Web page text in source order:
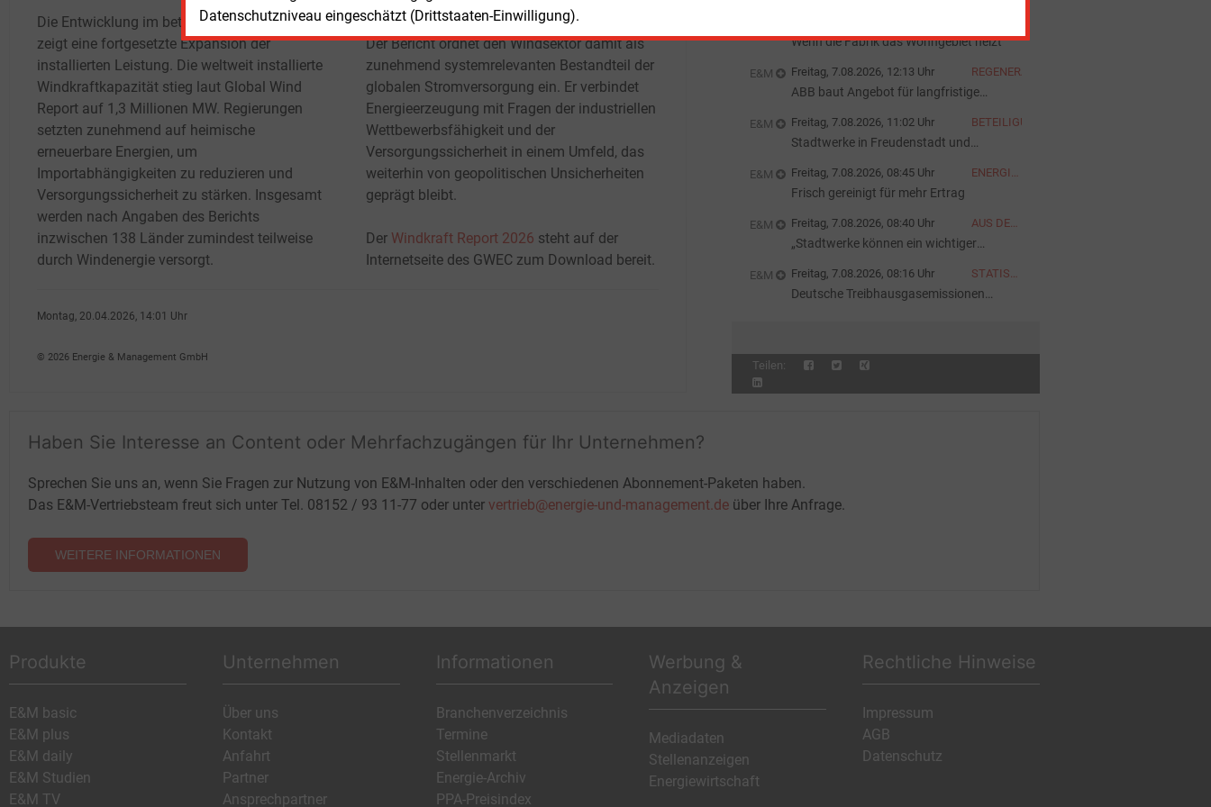
Datenschutzniveau eingeschätzt (Drittstaaten-Einwilligung).
Die Entwicklung im betrachteten Zeitraum
zeigt eine fortgesetzte Expansion der
installierten Leistung. Die weltweit installierte
Windkraftkapazität stieg laut Global Wind
Report auf 1,3 Millionen MW. Regierungen
setzten zunehmend auf heimische
erneuerbare Energien, um
Importabhängigkeiten zu reduzieren und
Versorgungssicherheit zu stärken. Insgesamt
werden nach Angaben des Berichts
inzwischen 138 Länder zumindest teilweise
durch Windenergie versorgt.
Der Bericht ordnet den Windsektor damit als
zunehmend systemrelevanten Bestandteil der
globalen Stromversorgung ein. Er verbindet
Energieerzeugung mit Fragen der industriellen
Wettbewerbsfähigkeit und der
Versorgungssicherheit in einem Umfeld, das
weiterhin von geopolitischen Unsicherheiten
geprägt bleibt.
Der Windkraft Report 2026 steht auf der
Internetseite des GWEC zum Download bereit.
Montag, 20.04.2026, 14:01 Uhr
© 2026 Energie & Management GmbH
Wenn die Fabrik das Wohngebiet heizt
E&M Freitag, 7.08.2026, 12:13 Uhr REGENERATIVE
ABB baut Angebot für langfristige
E&M Freitag, 7.08.2026, 11:02 Uhr BETEILIGUNG
Stadtwerke in Freudenstadt und
E&M Freitag, 7.08.2026, 08:45 Uhr
ENERGIEFOTO
Frisch gereinigt für mehr Ertrag
E&M Freitag, 7.08.2026, 08:40 Uhr
AUS DER
AUSGABE
„Stadtwerke können ein wichtiger
E&M Freitag, 7.08.2026, 08:16 Uhr
STATISTIK
TAGES
Deutsche Treibhausgasemissionen
Teilen:
Haben Sie Interesse an Content oder Mehrfachzugängen für Ihr Unternehmen?
Sprechen Sie uns an, wenn Sie Fragen zur Nutzung von E&M-Inhalten oder den verschiedenen Abonnement-Paketen haben.
Das E&M-Vertriebsteam freut sich unter Tel. 08152 / 93 11-77 oder unter vertrieb@energie-und-management.de über Ihre Anfrage.
WEITERE INFORMATIONEN
Produkte
E&M basic
E&M plus
E&M daily
E&M Studien
E&M TV
Unternehmen
Über uns
Kontakt
Anfahrt
Partner
Ansprechpartner
Informationen
Branchenverzeichnis
Termine
Stellenmarkt
Energie-Archiv
PPA-Preisindex
Werbung &
Anzeigen
Mediadaten
Stellenanzeigen
Energiewirtschaft
Rechtliche Hinweise
Impressum
AGB
Datenschutz